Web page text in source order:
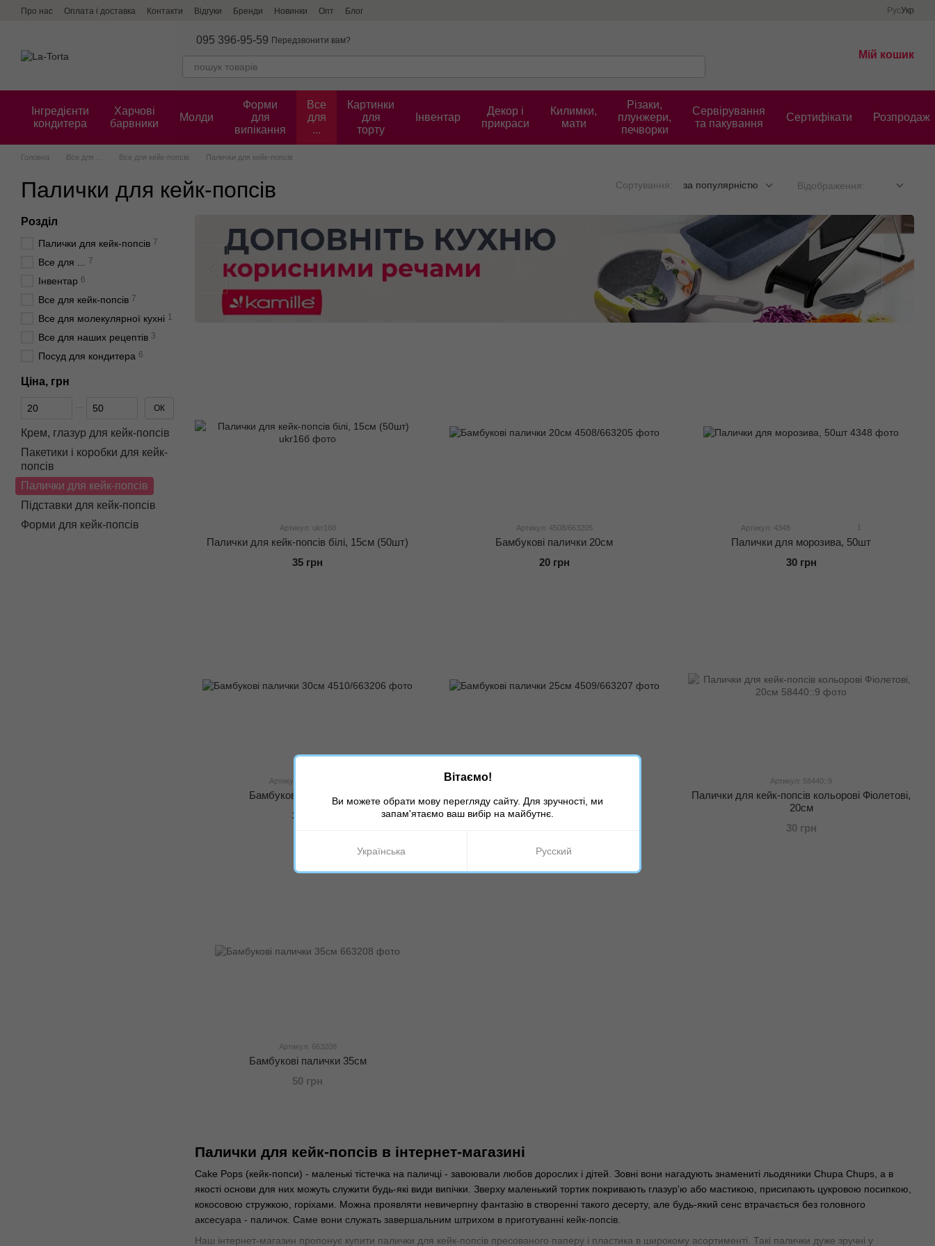
Перейти до основного контенту
Про нас Оплата і доставка Контакти Відгуки Бренди Новинки Опт Блог РусУкр
095 396-95-59 Передзвонити вам?
Мій кошик
Інгредієнти
кондитера
Харчові
барвники
Молди
Форми
для
випікання
Все
для
...
Картинки
для
торту
Інвентар
Декор і
прикраси
Килимки,
мати
Різаки,
плунжери,
печворки
Сервірування
та пакування
Cертифікати Розпродаж
Головна Все для ... Все для кейк-попсів Палички для кейк-попсів
Палички для кейк-попсів Сортування: за популярністю Відображення:
Палички для кейк-попсів в інтернет-магазині
Cake Pops (кейк-попси) - маленькі тістечка на паличці - завоювали любов дорослих і дітей. Зовні вони нагадують знамениті льодяники Chupa Chups, а в
якості основи для них можуть служити будь-які види випічки. Зверху маленький тортик покривають глазур'ю або мастикою, присипають цукровою посипкою,
кокосовою стружкою, горіхами. Можна проявляти невичерпну фантазію в створенні такого десерту, але будь-який сенс втрачається без головного
аксесуара - паличок. Саме вони служать завершальним штрихом в приготуванні кейк-попсів.
Наш інтернет-магазин пропонує купити палички для кейк-попсів пресованого паперу і пластика в широкому асортименті. Такі палички дуже зручні у
Артикул: ukr16б
Палички для кейк-попсів білі, 15см (50шт)
35 грн
Артикул: 4508/663205
Бамбукові палички 20см
20 грн
Артикул: 4348 1
Палички для морозива, 50шт
30 грн
Артикул: 4510/663206
Бамбукові палички 30см
30 грн
Бамбукові палички 25см
25 грн
Артикул: 58440::9
Палички для кейк-попсів кольорові Фіолетові,
20см
30 грн
Артикул: 663208
Бамбукові палички 35см
50 грн
Розділ
Палички для кейк-попсів 7
Все для ... 7
Інвентар 6
Все для кейк-попсів 7
Все для молекулярної кухні 1
Все для наших рецептів 3
Посуд для кондитера 6
Ціна, грн
Від Ціна, грн
До Ціна, грн ОК
Крем, глазур для кейк-попсів
Пакетики і коробки для кейк-
попсів
Палички для кейк-попсів
Підставки для кейк-попсів
Форми для кейк-попсів
Вітаємо!
Ви можете обрати мову перегляду сайту. Для зручності, ми
запам'ятаємо ваш вибір на майбутнє.
Українська Русский